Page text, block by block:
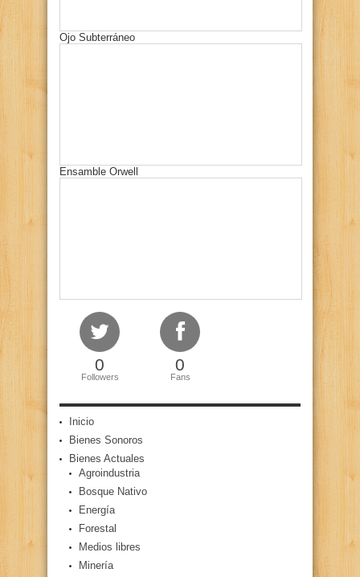
Ojo Subterráneo
Ensamble Orwell
0
Followers
0
Fans
Inicio
Bienes Sonoros
Bienes Actuales
Agroindustria
Bosque Nativo
Energía
Forestal
Medios libres
Minería